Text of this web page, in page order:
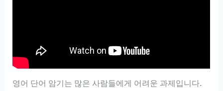
영어 단어 암기는 많은 사람들에게 어려운 과제입니다.